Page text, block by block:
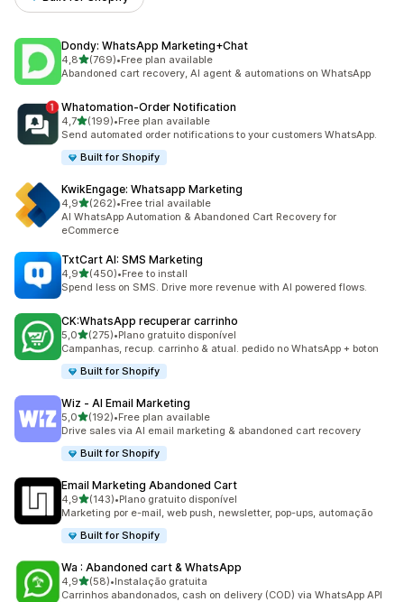
Dondy: WhatsApp Marketing+Chat
4,8de 5 estrelas
(769)
769 total de avaliações
•Free plan available
Abandoned cart recovery, AI agent & automations on WhatsApp
Whatomation‑Order Notification
4,7de 5 estrelas
(199)
199 total de avaliações
•Free plan available
Send automated order notifications to your customers WhatsApp.
Built for Shopify
KwikEngage: Whatsapp Marketing
4,9de 5 estrelas
(262)
262 total de avaliações
•Free trial available
AI WhatsApp Automation & Abandoned Cart Recovery for
eCommerce
TxtCart AI: SMS Marketing
4,9de 5 estrelas
(450)
450 total de avaliações
•Free to install
Spend less on SMS. Drive more revenue with AI powered flows.
CK:WhatsApp recuperar carrinho
5,0de 5 estrelas
(275)
275 total de avaliações
•Plano gratuito disponível
Campanhas, recup. carrinho & atual. pedido no WhatsApp + boton
Built for Shopify
Wiz ‑ AI Email Marketing
5,0de 5 estrelas
(192)
192 total de avaliações
•Free plan available
Drive sales via AI email marketing & abandoned cart recovery
Built for Shopify
Email Marketing Abandoned Cart
4,9de 5 estrelas
(143)
143 total de avaliações
•Plano gratuito disponível
Marketing por e-mail, web push, newsletter, pop-ups, automação
Built for Shopify
Wa : Abandoned cart & WhatsApp
4,9de 5 estrelas
(58)
58 total de avaliações
•Instalação gratuita
Carrinhos abandonados, cash on delivery (COD) via WhatsApp API